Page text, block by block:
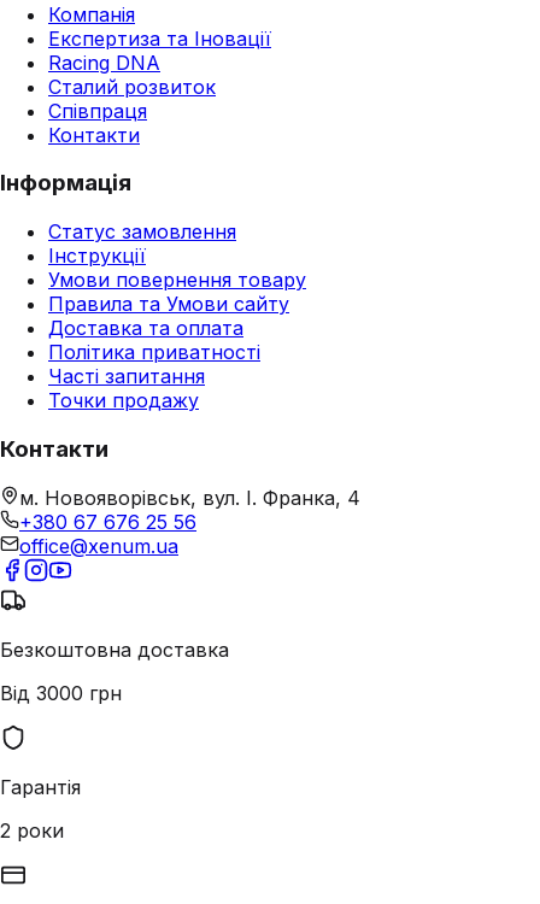
Компанія
Експертиза та Іновації
Racing DNA
Сталий розвиток
Співпраця
Контакти
Інформація
Статус замовлення
Інструкції
Умови повернення товару
Правила та Умови сайту
Доставка та оплата
Політика приватності
Часті запитання
Точки продажу
Контакти
м. Новояворівськ, вул. І. Франка, 4
+380 67 676 25 56
office@xenum.ua
Безкоштовна доставка
Від 3000 грн
Гарантія
2 роки